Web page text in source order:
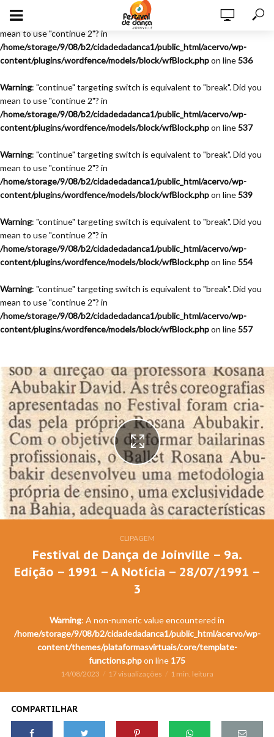
Warning
: "continue" targeting switch is equivalent to "break". Did you
mean to use "continue 2"? in
/home/storage/9/08/b2/cidadedadanca1/public_html/acervo/wp-
content/plugins/wordfence/models/block/wfBlock.phpon line536
Warning: "continue" targeting switch is equivalent to "break". Did you
mean to use "continue 2"? in
/home/storage/9/08/b2/cidadedadanca1/public_html/acervo/wp-
content/plugins/wordfence/models/block/wfBlock.phpon line537
Warning: "continue" targeting switch is equivalent to "break". Did you
mean to use "continue 2"? in
/home/storage/9/08/b2/cidadedadanca1/public_html/acervo/wp-
content/plugins/wordfence/models/block/wfBlock.phpon line539
Warning: "continue" targeting switch is equivalent to "break". Did you
mean to use "continue 2"? in
/home/storage/9/08/b2/cidadedadanca1/public_html/acervo/wp-
content/plugins/wordfence/models/block/wfBlock.phpon line554
Warning: "continue" targeting switch is equivalent to "break". Did you
mean to use "continue 2"? in
/home/storage/9/08/b2/cidadedadanca1/public_html/acervo/wp-
content/plugins/wordfence/models/block/wfBlock.phpon line557
Festival de Dança de Joinville - 9a. Edição - 1991
CLIPAGEM
Festival de Dança de Joinville – 9a.
Edição – 1991 – A Notícia – 28/07/1991 –
3
Warning: A non-numeric value encountered in
/home/storage/9/08/b2/cidadedadanca1/public_html/acervo/wp-
content/themes/plataformasvirtuais/core/template-
functions.phpon line 175
14/08/2023 17 visualizações 1 min. leitura
COMPARTILHAR